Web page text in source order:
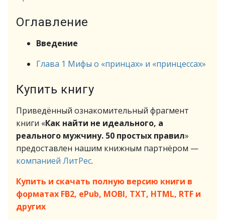
Оглавление
Введение
Глава 1 Мифы о «принцах» и «принцессах»
Купить книгу
Приведённый ознакомительный фрагмент
книги «Как найти не идеального, а
реального мужчину. 50 простых правил»
предоставлен нашим книжным партнёром —
компанией ЛитРес.
Купить и скачать полную версию книги в
форматах FB2, ePub, MOBI, TXT, HTML, RTF и
других